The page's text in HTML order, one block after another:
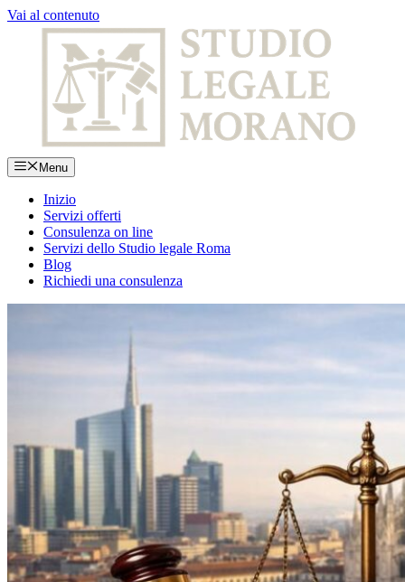
Vai al contenuto
Menu
Inizio
Servizi offerti
Consulenza on line
Servizi dello Studio legale Roma
Blog
Richiedi una consulenza